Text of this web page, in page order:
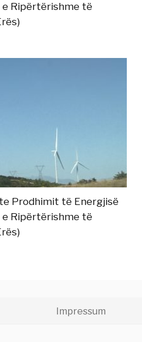
Ripërtërishme të
Prodhimit të Energjisë
Ripërtërishme të
Impressum